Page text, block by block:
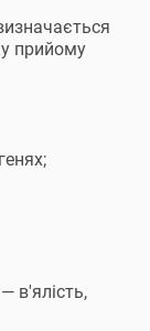
прийому
в'ялість,